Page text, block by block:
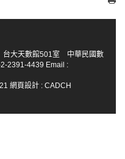
台大天數館501室 中華民國數
2391-4439 Email :
網頁設計 : CADCH